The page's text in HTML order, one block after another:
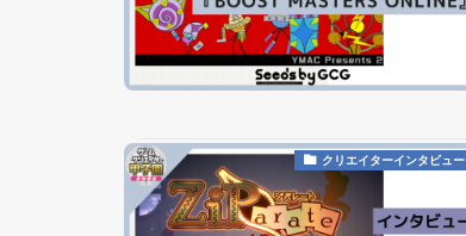
クリエイターインタビュー